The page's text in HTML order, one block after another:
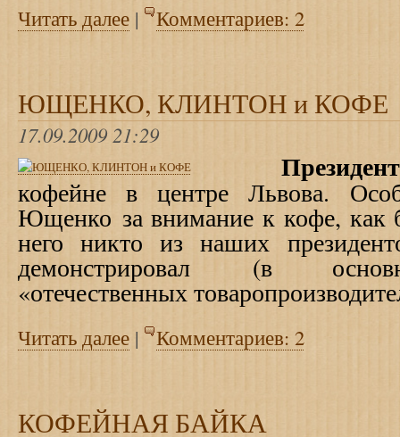
Читать далее | Комментариев: 2
ЮЩЕНКО, КЛИНТОН и КОФЕ
17.09.2009 21:29
кофейне в центре Львова.
Ющенко за внимание к кофе, как
него никто из наших
демонстрировал (в
«отечественных
Читать далее | Комментариев: 2
КОФЕЙНАЯ БАЙКА